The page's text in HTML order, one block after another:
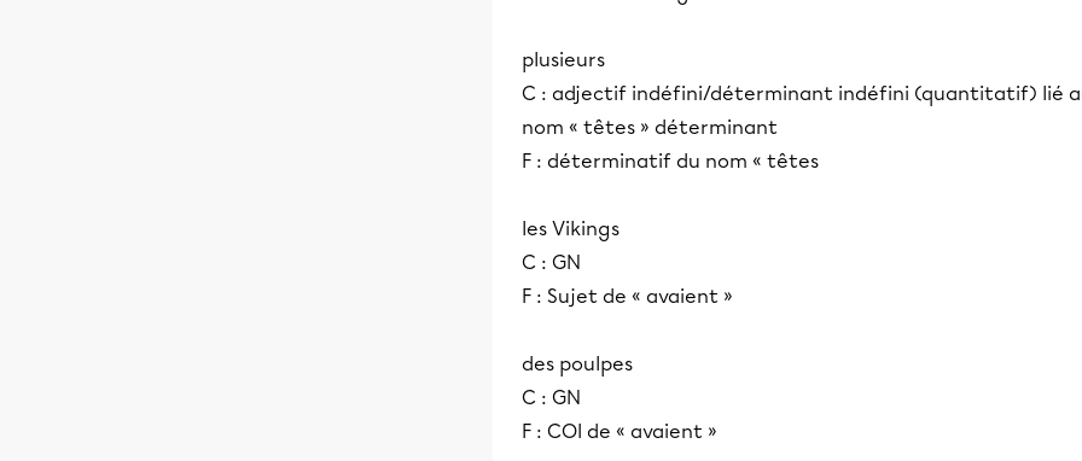
plusieurs
C : adjectif indéfini/déterminant indéfini (quantitatif) lié
nom « têtes » déterminant
F : déterminatif du nom « têtes
les Vikings
C : GN
F : Sujet de « avaient »
des poulpes
C : GN
F : COI de « avaient »